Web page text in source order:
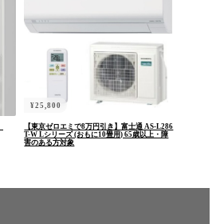
¥25,800
【東京ゼロエミで8万円引き】富士通 AS-L286
T-W Lシリーズ (おもに10畳用) 65歳以上・障
害のある方対象